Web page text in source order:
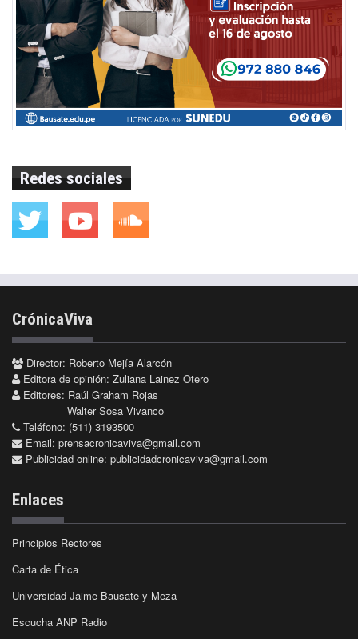
Redes sociales
CrónicaViva
Director: Roberto Mejía Alarcón
Editora de opinión: Zuliana Lainez Otero
Editores: Raúl Graham Rojas
Walter Sosa Vivanco
Teléfono: (511) 3193500
Email: prensacronicaviva@gmail.com
Publicidad online: publicidadcronicaviva@gmail.com
Enlaces
Principios Rectores
Carta de Ética
Universidad Jaime Bausate y Meza
Escucha ANP Radio